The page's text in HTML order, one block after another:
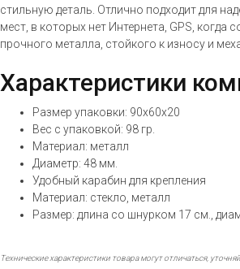
стильную деталь. Отлично подходит для
мест, в которых нет Интернета, GPS , когда
прочного металла, стойкого к износу и
Характеристики
Размер упаковки: 90х60х20
Вес с упаковкой: 98 гр.
Материал: металл
Диаметр: 48 мм.
Удобный карабин для крепления
Материал: стекло, металл
Размер: длина со шнурком 17 см.,
Технические характеристики товара могут отличаться,